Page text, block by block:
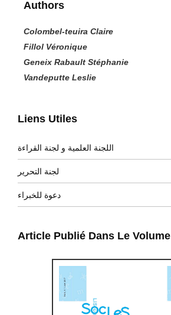
Liens Utiles
اللجنة العلمية و لجنة القراءة
لجنة التحرير
دعوة للخبراء
Article Publié Dans Le Volume
Authors
Colombel-teuira Claire
Fillol Véronique
Geneix Rabault Stéphanie
Vandeputte Leslie